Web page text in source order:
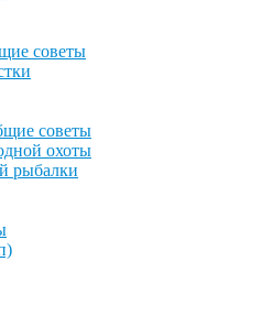
советы
советы
охоты
рыбалки